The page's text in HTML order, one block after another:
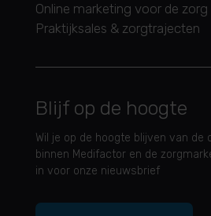
Online marketing voor de zorg
Praktijksales & zorgtrajecten
Blijf op de hoogte
Wil je op de hoogte blijven van de
binnen Medifactor en de
in voor onze nieuwsbrief